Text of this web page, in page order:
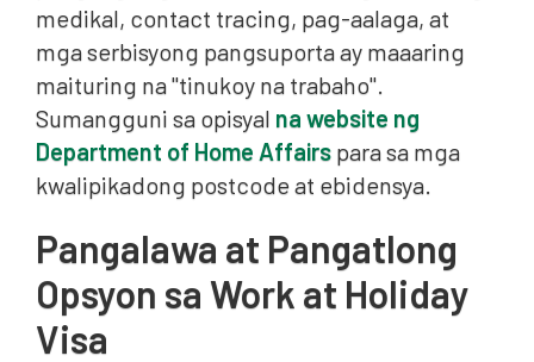
medikal, contact tracing, pag-aalaga, at
mga serbisyong pangsuporta ay maaaring
maituring na "tinukoy na trabaho".
Sumangguni sa opisyal na website ng
Department of Home Affairs para sa mga
kwalipikadong postcode at ebidensya.
Pangalawa at Pangatlong
Opsyon sa Work at Holiday
Visa